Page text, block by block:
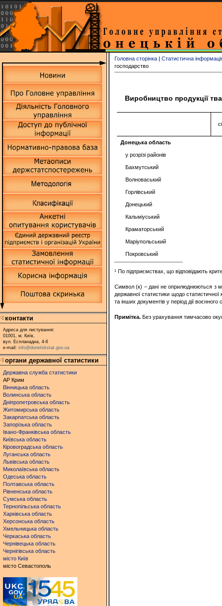
контакти
Адреса для листування:
01001, м. Київ,
вул. Еспланадна, 4-6
e-mail: info@donetskstat.gov.ua
органи державної статистики
Державна служба статистики
АР Крим
Вінницька область
Волинська область
Дніпропетровська область
Житомирська область
Закарпатська область
Запорізька область
Івано-Франківська область
Київська область
Кіровоградська область
Луганська область
Львівська область
Миколаївська область
Одеська область
Полтавська область
Рівненська область
Сумська область
Тернопільська область
Харківська область
Херсонська область
Хмельницька область
Черкаська область
Чернівецька область
Чернігівська область
місто Київ
місто Севастополь
Головна сторінка | Статистична
господарство
Виробництво продукції
Донецька область
у розрізі районів
Бахмутський
Волноваський
Горлівський
Донецький
Кальміуський
Краматорський
Маріупольський
Покровський
¹ По підприємствах, що відповідають
Символ (к) – дані не оприлюднюються з
державної статистики щодо статистичної
та інших документів у період дії воєнного
Примітка. Без урахування тимчасово